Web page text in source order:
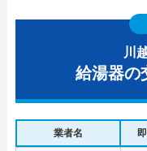
川
給湯器の
業者名